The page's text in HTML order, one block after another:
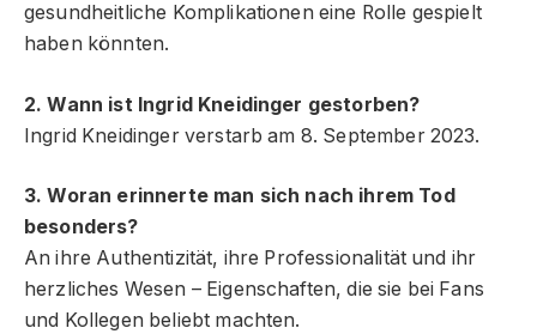
gesundheitliche Komplikationen eine Rolle gespielt
haben könnten.
2. Wann ist Ingrid Kneidinger gestorben?
Ingrid Kneidinger verstarb am 8. September 2023.
3. Woran erinnerte man sich nach ihrem Tod
besonders?
An ihre Authentizität, ihre Professionalität und ihr
herzliches Wesen – Eigenschaften, die sie bei Fans
und Kollegen beliebt machten.